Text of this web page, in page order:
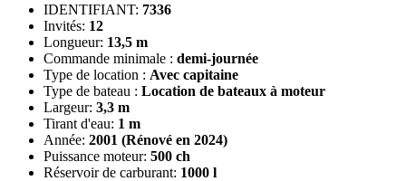
IDENTIFIANT: 7336
Invités: 12
Longueur: 13,5 m
Commande minimale : demi-journée
Type de location : Avec capitaine
Type de bateau : Location de bateaux à moteur
Largeur: 3,3 m
Tirant d'eau: 1 m
Année: 2001 (Rénové en 2024)
Puissance moteur: 500 ch
Réservoir de carburant: 1000 l